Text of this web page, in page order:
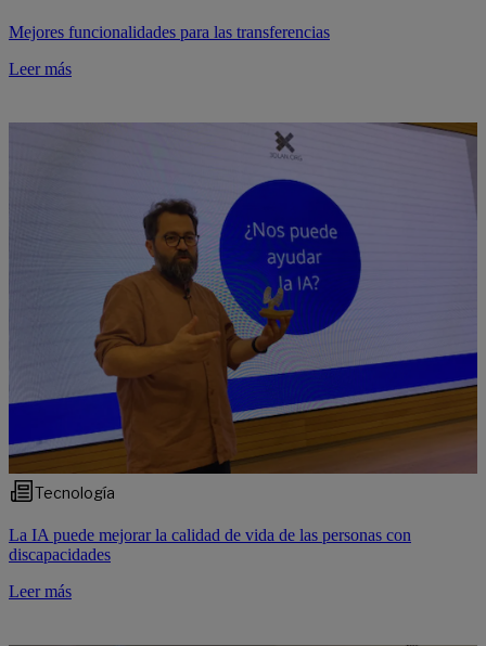
Mejores funcionalidades para las transferencias
Leer más
Tecnología
La IA puede mejorar la calidad de vida de las personas con
discapacidades
Leer más